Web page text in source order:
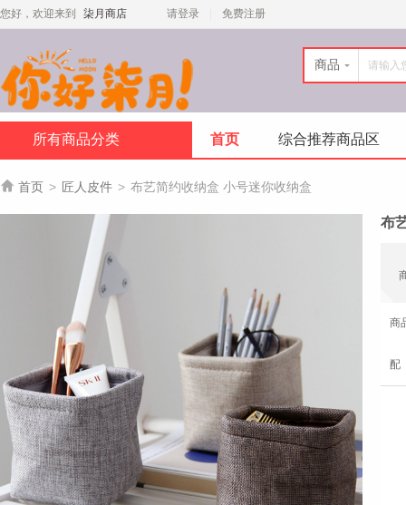
您好，欢迎来到 柒月商店 请登录 免费注册
商品
所有商品分类 首页 综合推荐商品区
 首页 > 匠人皮件 > 布艺简约收纳盒 小号迷你收纳盒
布
商